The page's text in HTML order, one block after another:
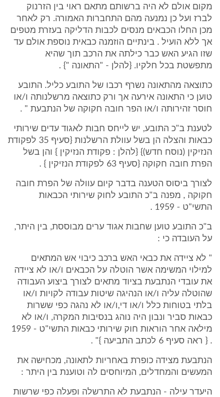
מקום אולם לא היה ברשותם מתאם ראוי בין הזרנוק
לברז ועל כן נמנעה מהם התחברות האמורה. רק לאחר
מכן החלו הכבאים מנסים לכבות הדליקה בעזרת מטפים
אך ללא הועיל . בינתיים הוזמנה כבאית נוספת אולם עד
שזו הגיע האש כבר כילתה את הרכב תוך שהיא
מתפשטת בכל חלקיו. {להלן - "התאונה "} .
כתוצאה מהתאונה נשרף רכבו של התובע כליל. התובע
טוען כי התאונה אירעה אך ורק כתוצאה מרשלנותה ו/או
חוסר זהירותה ו/או הפר חובה חקוקה של הנתבעת " .
לטענת ב"כ התובע, יש לייחס חבות לאגוד עדים שירותי
כבאות והצלה הן בשל עוולת הרשלנות {סעיף 35 לפקודת
הנזיקין (נוסח חדש)} {להלן : פקודת הנזיקין } והן בשל
הפרת חובה חקוקה {סעיף 63 לפקודת הנזיקין } .
לצורך ביסוס הטענה בדבר קיום עוולה של הפרת חובה
חקוקה , מפנה ב"כ התובע לחוק שירותי הכבאות
התשי"ט - 1959 .
ב"כ התובע טוען שחבות אגוד ערים מבוססת, בין היתר,
על העובדה כי :
" לא ציידה את כבאי האש ברכב כיבוי אש המתאים
למילוי המשימה אשר הוטלה על הכבאים ו/או לא ציידה
את עובדי הנתבעת בציוד מתאים לצורך ביצוע העבודה
שהוטלה עליה ו/או הנהיגה שיטות עבודה לקויות ו/או
בלתי בטוחות כלל ו/או די,ו/או לא נהגה כפי ששרות
כבאות סביר ונבון היה נוהג בנסיבות המקרה, ו/או לא
מילאה אחר הוראות חוק שירותי כבאות התשי"ט - 1959
. { ראה סעיף 6 לכתב התביעה }" .
הנתבעת מצידה כופרת באחריות לתאונה, מכחישה את
המעשים והמחדלים, המיוחסים לה וטוענת בין היתר :
היעדר עילה - הנתבעת לא התרשלה ופעלה כפי שרשות